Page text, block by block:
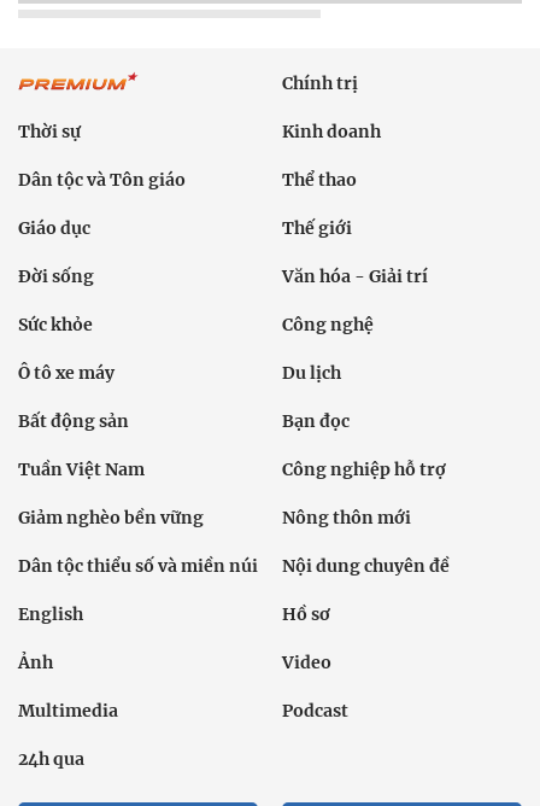
Chính trị
Thời sự Kinh doanh
Dân tộc và Tôn giáo Thể thao
Giáo dục Thế giới
Đời sống Văn hóa - Giải trí
Sức khỏe Công nghệ
Ô tô xe máy Du lịch
Bất động sản Bạn đọc
Tuần Việt Nam Công nghiệp hỗ trợ
Giảm nghèo bền vững Nông thôn mới
Dân tộc thiểu số và miền núi Nội dung chuyên đề
English Hồ sơ
Ảnh Video
Multimedia Podcast
24h qua